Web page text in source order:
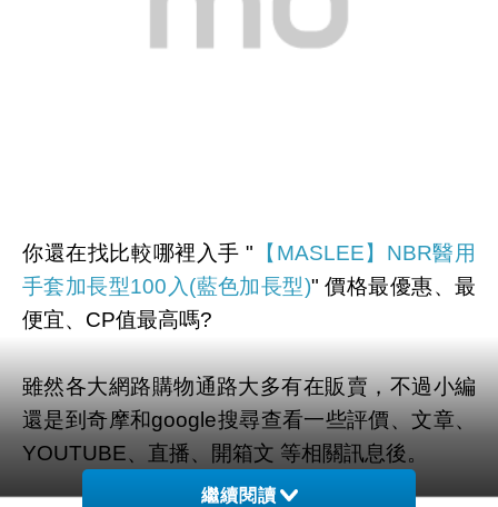
你還在找比較哪裡入手 " 【MASLEE】NBR醫用
手套加長型100入(藍色加長型)" 價格最優惠、最
便宜、CP值最高嗎?
雖然各大網路購物通路大多有在販賣，不過小編
還是到奇摩和google搜尋查看一些評價、文章、
YOUTUBE、直播、開箱文 等相關訊息後。
繼續閱讀